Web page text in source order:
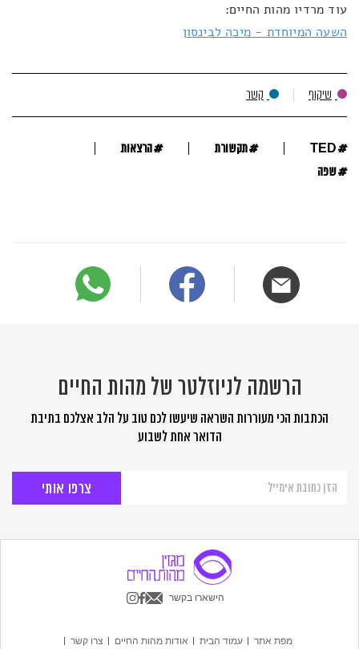
עוד מרדיו מהות החיים:
השעה המיוחדת - מיכה לבינסון
שיקוף קשר
#
TED
#תקשורת #הרצאות
#שפה
הרשמה לניוזלטר של מהות החיים
הכתבות הכי מעוררות השראה שיעשו לכם טוב על הלב אצלכם בתיבת
הדואר אחת לשבוע
לניוזלטר
החיים
הישארו בקשר
מפת אתר עמוד הבית אודות מהות החיים צרו קשר